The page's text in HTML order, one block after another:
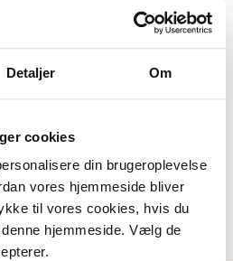
Detaljer Om
cookies
din brugeroplevelse
vores hjemmeside bliver
til vores cookies, hvis du
hjemmeside. Vælg de
39,00 til pakkehops. Fri fragt til
LÆG I KURV